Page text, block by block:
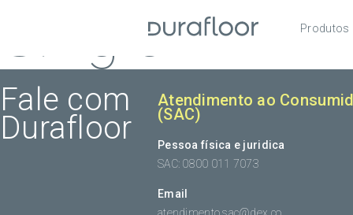
Produtos
Single
Fale com
Durafloor
Atendimento ao
(SAC)
Pessoa física e juridica
SAC: 0800 011 7073
Email